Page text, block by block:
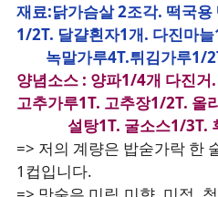
재료:닭가슴살 2조각. 떡국
1/2T. 달걀흰자1개. 다진마
녹말가루4T.튀김가루1/
양념소스 : 양파1/4개 다진거
고추가루1T. 고추장1/2T. 올
설탕1T. 굴소스1/3T. 후
=> 저의 계량은 밥숟가락 한
1컵입니다.